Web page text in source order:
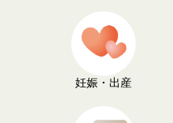
妊娠・出産